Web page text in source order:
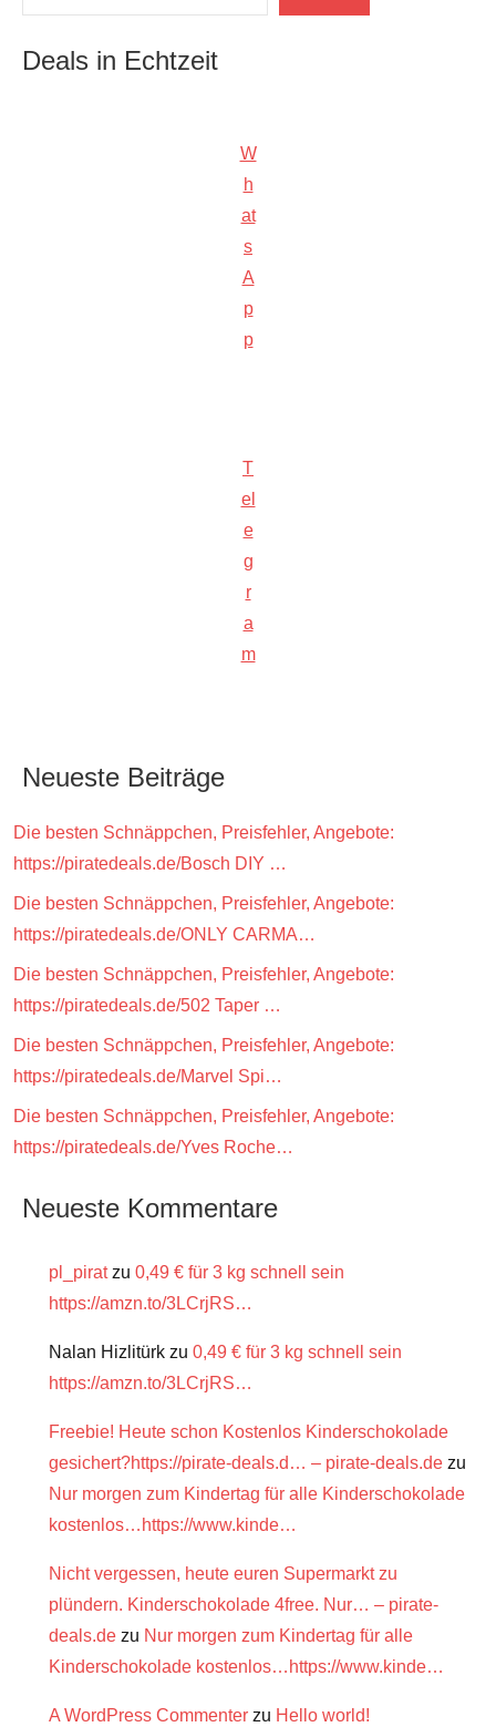
Deals in Echtzeit
W
h
at
s
A
p
p
T
el
e
g
r
a
m
Neueste Beiträge
Die besten Schnäppchen, Preisfehler, Angebote:
https://piratedeals.de/Bosch DIY …
Die besten Schnäppchen, Preisfehler, Angebote:
https://piratedeals.de/ONLY CARMA…
Die besten Schnäppchen, Preisfehler, Angebote:
https://piratedeals.de/502 Taper …
Die besten Schnäppchen, Preisfehler, Angebote:
https://piratedeals.de/Marvel Spi…
Die besten Schnäppchen, Preisfehler, Angebote:
https://piratedeals.de/Yves Roche…
Neueste Kommentare
pl_piratzu 0,49 € für 3 kg schnell sein
https://amzn.to/3LCrjRS…
Nalan Hizlitürk zu 0,49 € für 3 kg schnell sein
https://amzn.to/3LCrjRS…
Freebie! Heute schon Kostenlos Kinderschokolade
gesichert?https://pirate-deals.d… – pirate-deals.de zu
Nur morgen zum Kindertag für alle Kinderschokolade
kostenlos…https://www.kinde…
Nicht vergessen, heute euren Supermarkt zu
plündern. Kinderschokolade 4free. Nur… – pirate-
deals.de zu Nur morgen zum Kindertag für alle
Kinderschokolade kostenlos…https://www.kinde…
A WordPress Commenter zu Hello world!